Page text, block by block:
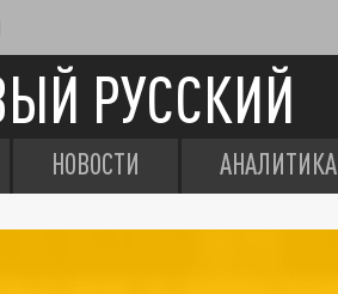
РУССКИЙ
НОВОСТИ АНАЛИТИКА